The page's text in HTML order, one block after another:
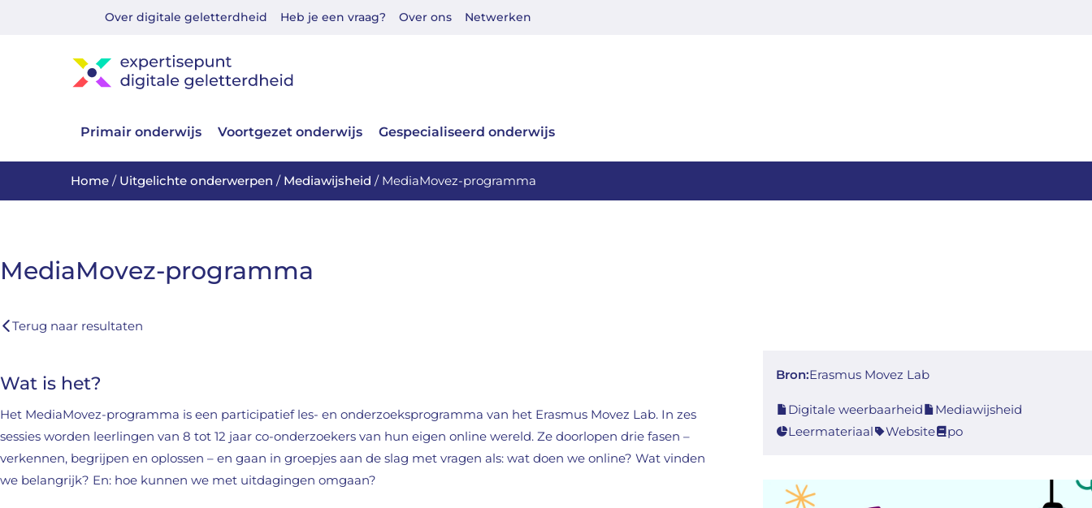
Over digitale geletterdheid Heb je een vraag? Over ons Netwerken
Primair onderwijs Voortgezet onderwijs Gespecialiseerd onderwijs
Home / Uitgelichte onderwerpen / Mediawijsheid / MediaMovez-programma
MediaMovez-programma
Terug naar resultaten
Wat is het?
Het MediaMovez-programma is een participatief les- en onderzoeksprogramma van het Erasmus Movez Lab. In zes
sessies worden leerlingen van 8 tot 12 jaar co-onderzoekers van hun eigen online wereld. Ze doorlopen drie fasen –
verkennen, begrijpen en oplossen – en gaan in groepjes aan de slag met vragen als: wat doen we online? Wat vinden
we belangrijk? En: hoe kunnen we met uitdagingen omgaan?
Bron:Erasmus Movez Lab
Digitale weerbaarheid
Mediawijsheid
Leermateriaal
Website po